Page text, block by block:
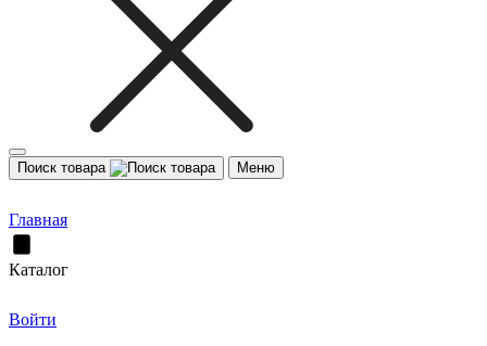
Поиск товара Меню
Главная
Каталог
Войти